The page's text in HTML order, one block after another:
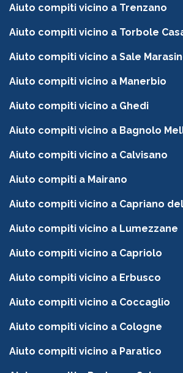
Aiuto compiti vicino a Trenzano
Aiuto compiti vicino a Torbole
Aiuto compiti vicino a Sale
Aiuto compiti vicino a Manerbio
Aiuto compiti vicino a Ghedi
Aiuto compiti vicino a Bagnolo
Aiuto compiti vicino a Calvisano
Aiuto compiti a Mairano
Aiuto compiti vicino a Capriano
Aiuto compiti vicino a Lumezzane
Aiuto compiti vicino a Capriolo
Aiuto compiti vicino a Erbusco
Aiuto compiti vicino a Coccaglio
Aiuto compiti vicino a Cologne
Aiuto compiti vicino a Paratico